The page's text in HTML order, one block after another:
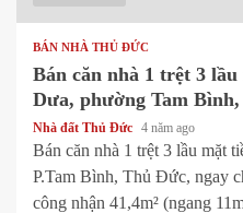
BÁN NHÀ THỦ ĐỨC
Bán căn nhà 1 trệt 3
Dưa, phường Tam
Nhà đất Thủ Đức 4 năm ago
Bán căn nhà 1 trệt 3 lầu mặt
P.Tam Bình, Thủ Đức, ngay
công nhận 41,4m² (ngang